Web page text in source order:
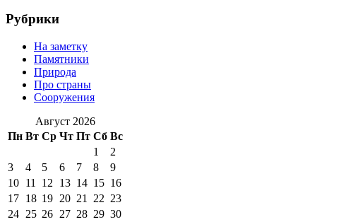
Рубрики
На заметку
Памятники
Природа
Про страны
Сооружения
Август 2026
Пн Вт Ср Чт Пт Сб Вс
1
2
3
4 5 6 7 8
9
10 11 12 13 14 15 16
17 18 19 20 21 22 23
24 25 26 27 28 29 30